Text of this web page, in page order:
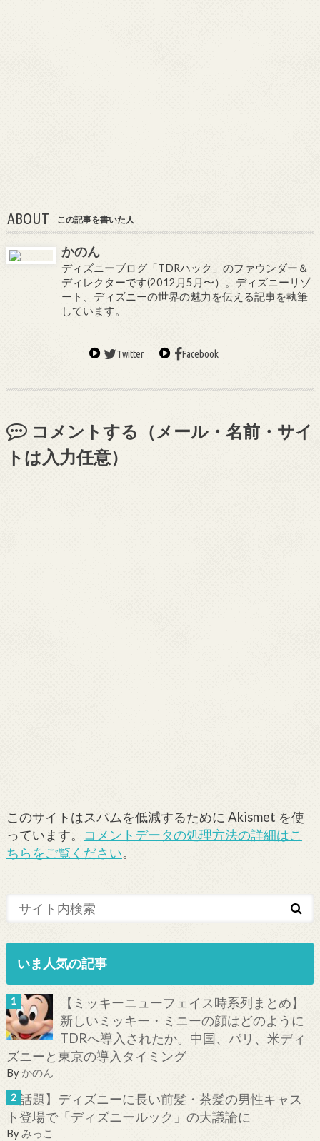
ABOUT この記事を書いた人
かのん
ディズニーブログ「TDRハック」のファウンダー＆
ディレクターです(2012月5月〜）。ディズニーリゾ
ート、ディズニーの世界の魅力を伝える記事を執筆
しています。
Twitter Facebook
コメントする（メール・名前・サイ
トは入力任意）
このサイトはスパムを低減するために Akismet を使
っています。 コメントデータの処理方法の詳細はこ
ちらをご覧ください。
いま人気の記事
【ミッキーニューフェイス時系列まとめ】
新しいミッキー・ミニーの顔はどのように
TDRへ導入されたか。中国、パリ、米ディ
ズニーと東京の導入タイミング
By かのん
【話題】ディズニーに長い前髪・茶髪の男性キャス
ト登場で「ディズニールック」の大議論に
Byみっこ